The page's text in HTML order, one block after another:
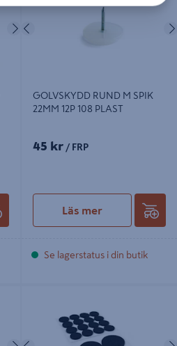
Nästa
GOLVSKYDD RUND M SPIK
22MM 12P 108 PLAST
45 kr / FRP
Läs mer
Se lagerstatus i din butik
NästaFöregående